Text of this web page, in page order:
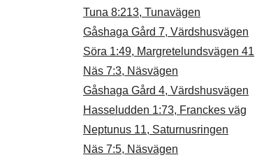
Tuna 8:213, Tunavägen
Gåshaga Gård 7, Värdshusvägen
Söra 1:49, Margretelundsvägen 41
Näs 7:3, Näsvägen
Gåshaga Gård 4, Värdshusvägen
Hasseludden 1:73, Franckes väg
Neptunus 11, Saturnusringen
Näs 7:5, Näsvägen